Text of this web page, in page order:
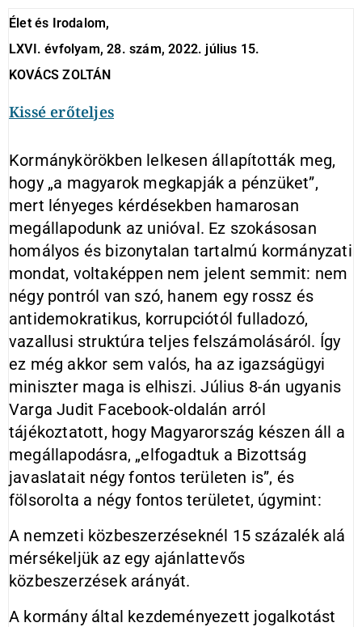
Élet és Irodalom,
LXVI. évfolyam, 28. szám, 2022. július 15.
KOVÁCS ZOLTÁN
Kissé erőteljes
Kormánykörökben lelkesen állapították meg,
hogy „a magyarok megkapják a pénzüket”,
mert lényeges kérdésekben hamarosan
megállapodunk az unióval. Ez szokásosan
homályos és bizonytalan tartalmú kormányzati
mondat, voltaképpen nem jelent semmit: nem
négy pontról van szó, hanem egy rossz és
antidemokratikus, korrupciótól fulladozó,
vazallusi struktúra teljes felszámolásáról. Így
ez még akkor sem valós, ha az igazságügyi
miniszter maga is elhiszi. Július 8-án ugyanis
Varga Judit Facebook-oldalán arról
tájékoztatott, hogy Magyarország készen áll a
megállapodásra, „elfogadtuk a Bizottság
javaslatait négy fontos területen is”, és
fölsorolta a négy fontos területet, úgymint:
A nemzeti közbeszerzéseknél 15 százalék alá
mérsékeljük az egy ajánlattevős
közbeszerzések arányát.
A kormány által kezdeményezett jogalkotást